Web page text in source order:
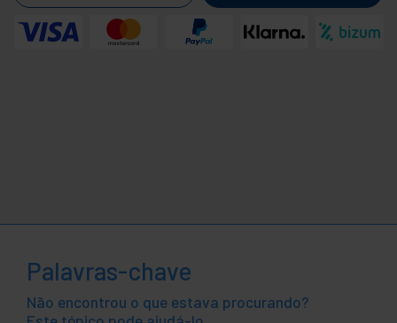
Palavras-chave
Não encontrou o que estava procurando?